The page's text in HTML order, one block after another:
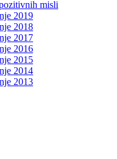
misli
2019
2018
2017
2016
2015
2014
2013